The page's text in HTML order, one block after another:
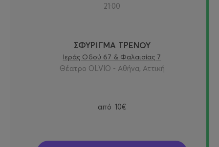
21:00
ΣΦΥΡΙΓΜΑ ΤΡΕΝΟΥ
Ιεράς Οδού 67 & Φαλαισίας 7
Θέατρο OLVIO - Αθήνα, Αττική
από 10€